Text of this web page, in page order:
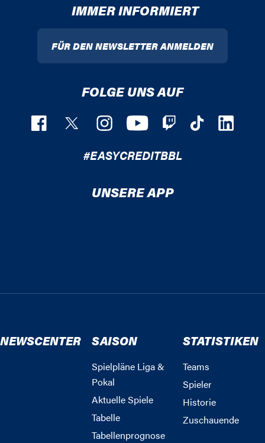
IMMER INFORMIERT
FÜR DEN NEWSLETTER ANMELDEN
FOLGE UNS AUF
#EASYCREDITBBL
UNSERE APP
NEWSCENTER SAISON
Spielpläne Liga &
Pokal
Aktuelle Spiele
Tabelle
Tabellenprognose
STATISTIKEN
Teams
Spieler
Historie
Zuschauende